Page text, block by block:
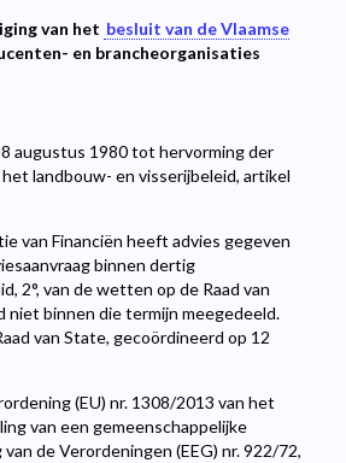
van het besluit van de Vlaamse
en brancheorganisaties
augustus 1980 tot hervorming der
landbouw- en visserijbeleid, artikel
van Financiën heeft advies gegeven
binnen dertig
2°, van de wetten op de Raad van
niet binnen die termijn meegedeeld.
van State, gecoördineerd op 12
(EU) nr. 1308/2013 van het
van een gemeenschappelijke
de Verordeningen (EEG) nr. 922/72,